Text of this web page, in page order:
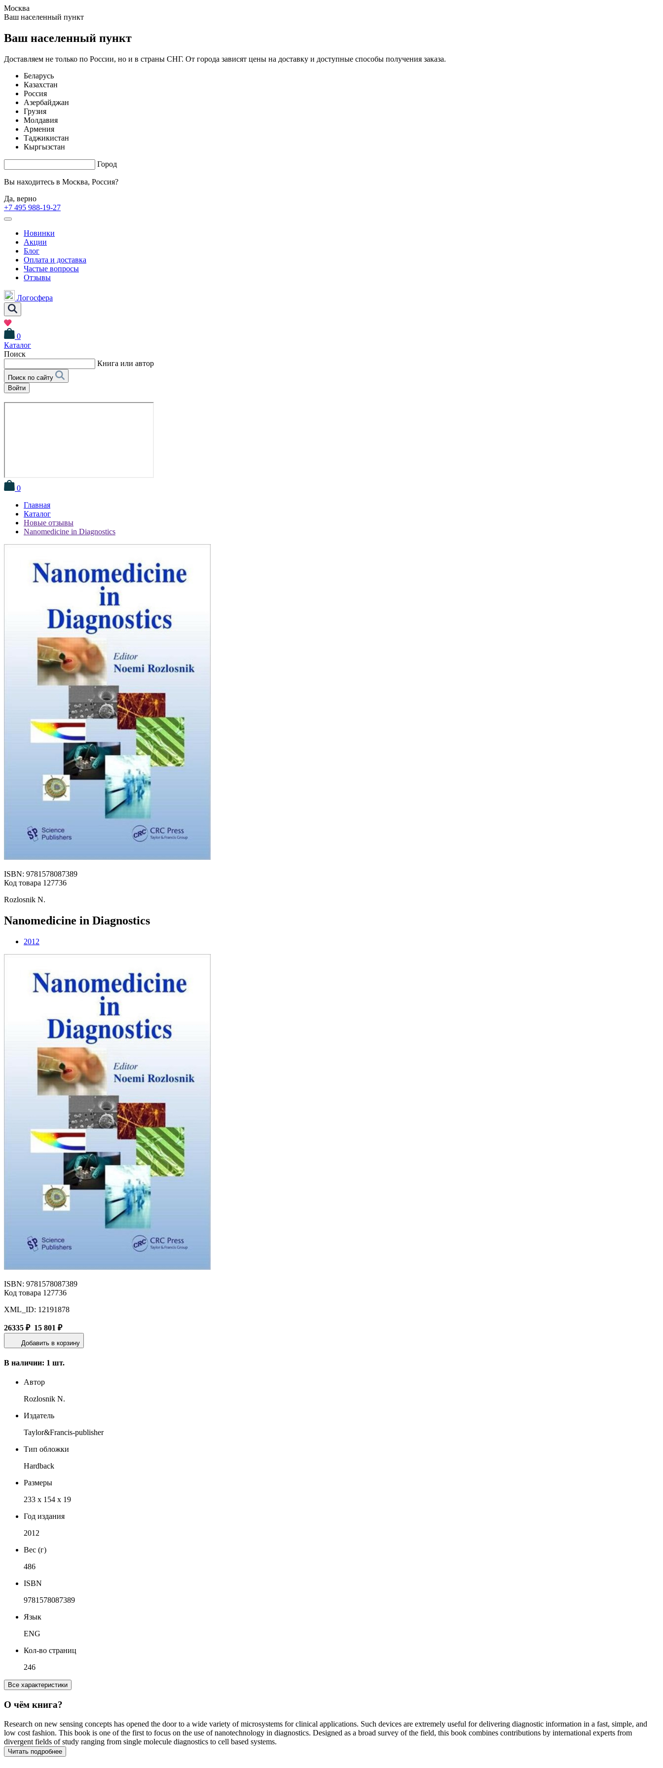
Москва
Ваш населенный пункт
Ваш населенный пункт
Доставляем не только по России, но и в страны СНГ. От города зависят цены на доставку и доступные способы получения заказа.
Беларусь
Казахстан
Россия
Азербайджан
Грузия
Молдавия
Армения
Таджикистан
Кыргызстан
Город
Вы находитесь в Москва, Россия?
Да, верно
+7 495 988-19-27
Новинки
Акции
Блог
Оплата и доставка
Частые вопросы
Отзывы
Логосфера
0
Каталог
Поиск
Книга или автор
Поиск по сайту
Войти
0
Главная
Каталог
Новые отзывы
Nanomedicine in Diagnostics
ISBN: 9781578087389
Код товара 127736
Rozlosnik N.
Nanomedicine in Diagnostics
2012
ISBN: 9781578087389
Код товара 127736
XML_ID: 12191878
26335 ₽ 15 801 ₽
Добавить в корзину
В наличии: 1 шт.
Автор
Rozlosnik N.
Издатель
Taylor&Francis-publisher
Тип обложки
Hardback
Размеры
233 x 154 x 19
Год издания
2012
Вес (г)
486
ISBN
9781578087389
Язык
ENG
Кол-во страниц
246
Все характеристики
О чём книга?
Research on new sensing concepts has opened the door to a wide variety of microsystems for clinical applications. Such devices are extremely useful for delivering diagnostic information in a fast, simple, and
low cost fashion. This book is one of the first to focus on the use of nanotechnology in diagnostics. Designed as a broad survey of the field, this book combines contributions by international experts from
divergent fields of study ranging from single molecule diagnostics to cell based systems.
Читать подробнее